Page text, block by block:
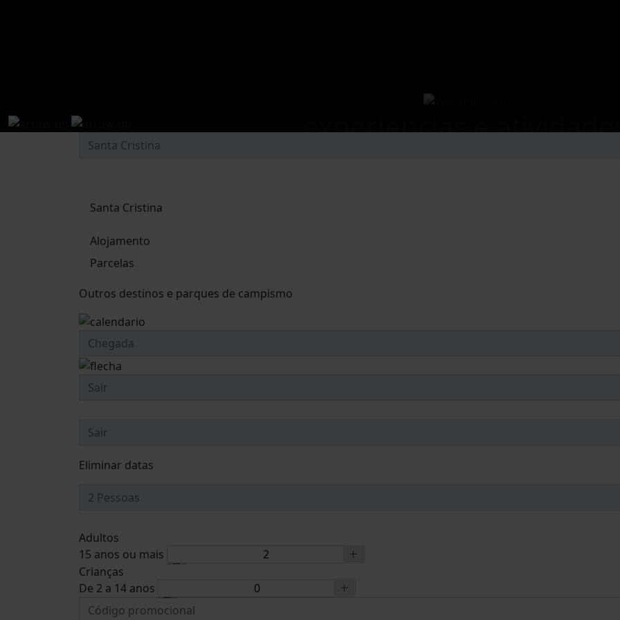
experiências e
Santa Cristina
Alojamento
Parcelas
Outros destinos e parques de campismo
Eliminar datas
Adultos
15 anos ou mais
Crianças
De 2 a 14 anos